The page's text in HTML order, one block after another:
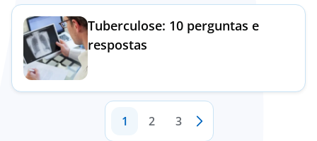
Tuberculose: 10 perguntas e
respostas
1 2 3